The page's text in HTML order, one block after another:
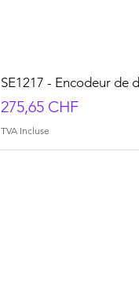
SE1217 - Encodeur de
Prix
275,65 CHF
TVA Incluse